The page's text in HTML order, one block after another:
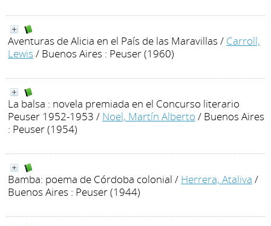
Aventuras de Alicia en el País de las Maravillas / Carroll,
Lewis / Buenos Aires : Peuser (1960)
La balsa : novela premiada en el Concurso literario
Peuser 1952-1953 / Noel, Martín Alberto / Buenos Aires
: Peuser (1954)
Bamba: poema de Córdoba colonial / Herrera, Ataliva /
Buenos Aires : Peuser (1944)